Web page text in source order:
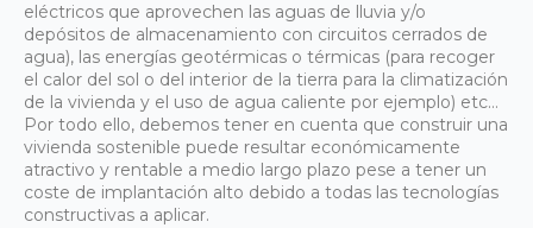
eléctricos que aprovechen las aguas de lluvia y/o
depósitos de almacenamiento con circuitos cerrados de
agua), las energías geotérmicas o térmicas (para recoger
el calor del sol o del interior de la tierra para la climatización
de la vivienda y el uso de agua caliente por ejemplo) etc…
Por todo ello, debemos tener en cuenta que construir una
vivienda sostenible puede resultar económicamente
atractivo y rentable a medio largo plazo pese a tener un
coste de implantación alto debido a todas las tecnologías
constructivas a aplicar.